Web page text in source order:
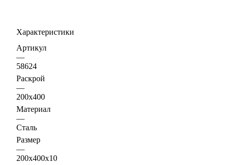
Характеристики
Артикул
—
58624
Раскрой
—
200х400
Материал
—
Сталь
Размер
—
200х400х10